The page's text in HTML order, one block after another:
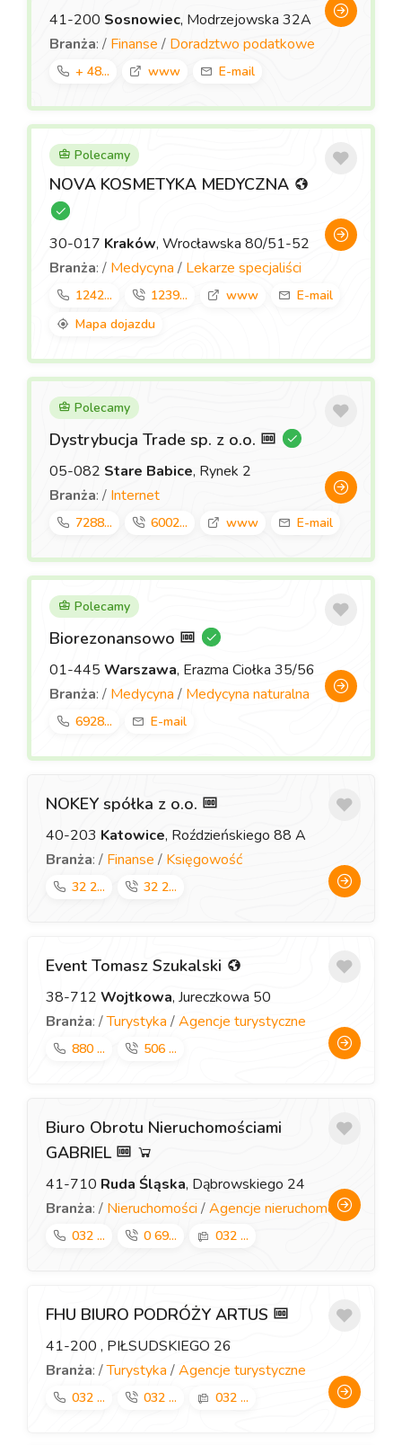
41-200 Sosnowiec, Modrzejowska 32A
Branża: / Finanse / Doradztwo podatkowe
+ 48... www E-mail
Polecamy
NOVA KOSMETYKA MEDYCZNA
30-017 Kraków, Wrocławska 80/51-52
Branża: / Medycyna / Lekarze specjaliści
1242... 1239... www
E-mail
Mapa dojazdu
Polecamy
Dystrybucja Trade sp. z o.o.
05-082 Stare Babice, Rynek 2
Branża: / Internet
7288... 6002... www E-mail
Polecamy
Biorezonansowo
01-445 Warszawa, Erazma Ciołka 35/56
Branża: / Medycyna / Medycyna naturalna
6928... E-mail
NOKEY spółka z o.o.
40-203 Katowice, Roździeńskiego 88 A
Branża: / Finanse / Księgowość
32 2... 32 2...
Event Tomasz Szukalski
38-712 Wojtkowa, Jureczkowa 50
Branża: /Turystyka /Agencje turystyczne
880 ... 506 ...
Biuro Obrotu Nieruchomościami
GABRIEL
41-710 Ruda Śląska, Dąbrowskiego 24
Branża: / Nieruchomości /Agencje nieruchomości
032 ... 0 69... 032 ...
FHU BIURO PODRÓŻY ARTUS
41-200 , PIŁSUDSKIEGO 26
Branża: /Turystyka /Agencje turystyczne
032 ... 032 ... 032 ...